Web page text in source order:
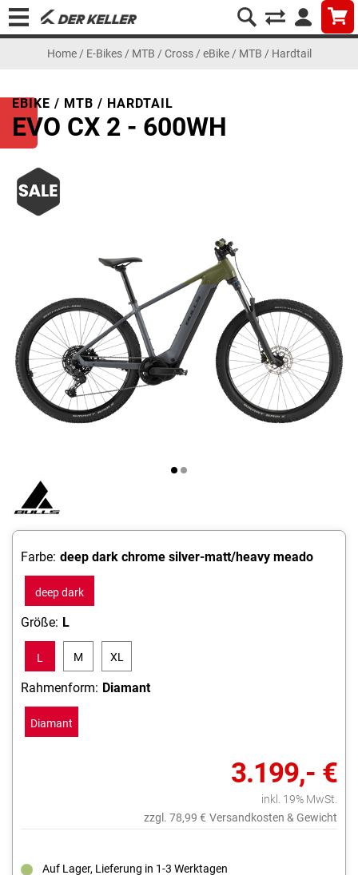
Home/ E-Bikes/ MTB / Cross/ eBike / MTB / Hardtail
EBIKE / MTB / HARDTAIL
EVO CX 2 - 600WH
3.199,- €
inkl. 19% MwSt.
zzgl. 78,99 € Versandkosten & Gewicht
Farbe: deep dark chrome silver-matt/heavy meado
deep dark
chrome
matt/heavy
meado
Größe: L
L M XL
Rahmenform: Diamant
Diamant
Auf Lager, Lieferung in 1-3 Werktagen